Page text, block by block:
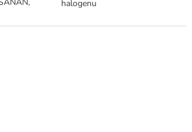
halogenu